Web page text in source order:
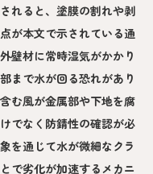
れると、塗膜の割れや剥
が本文で示されている通
壁材に常時湿気がかかり
まで水が回る恐れがあり
む風が金属部や下地を腐
でなく防錆性の確認が必
を通じて水が微細なクラ
で劣化が加速するメカニ